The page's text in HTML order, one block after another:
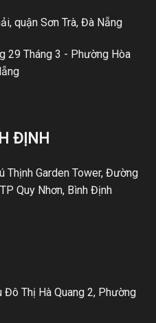
quận Sơn Trà, Đà Nẵng
29 Tháng 3 - Phường Hòa
ĐỊNH
Thịnh Garden Tower, Đường
Quy Nhơn, Bình Định
Thị Hà Quang 2, Phường